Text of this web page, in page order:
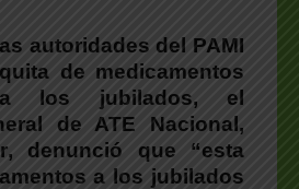
autoridades del PAMI
de medicamentos
los jubilados, el
de ATE Nacional,
, denunció que “esta
a los jubilados